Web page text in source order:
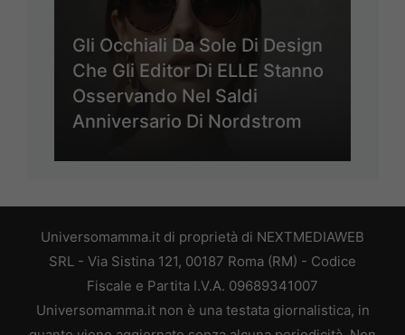
Gli Occhiali Da Sole Di Design
Che Gli Editor Di ELLE Stanno
Osservando Nel Saldi
Anniversario Di Nordstrom
Universomamma.it di proprietà di NEXTMEDIAWEB
SRL - Via Sistina 121, 00187 Roma (RM) - Codice
Fiscale e Partita I.V.A. 09689341007
Universomamma.it non è una testata giornalistica, in